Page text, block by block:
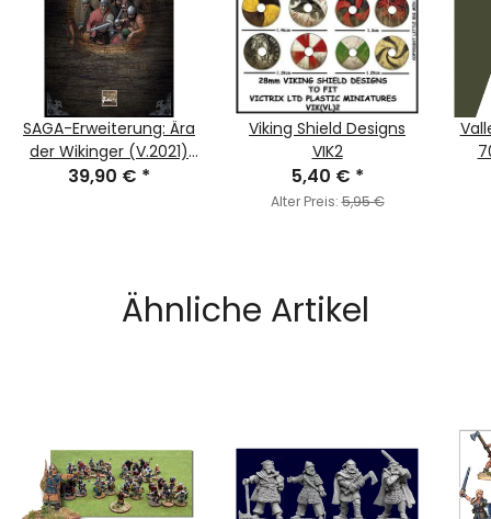
SAGA-Erweiterung: Ära
der Wikinger (V.2021)
(Deutsch)
39,90 € *
Viking Shield Designs
VIK2
5,40 € *
Alter Preis:5,95 €
Ähnliche Artikel